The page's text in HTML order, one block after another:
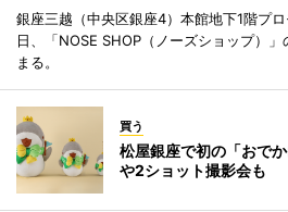
銀座三越（中央区銀座4）本館地下1階プ
日、「NOSE SHOP（ノーズショップ）
まる。
買う
松屋銀座で初の「おで
や2ショット撮影会も